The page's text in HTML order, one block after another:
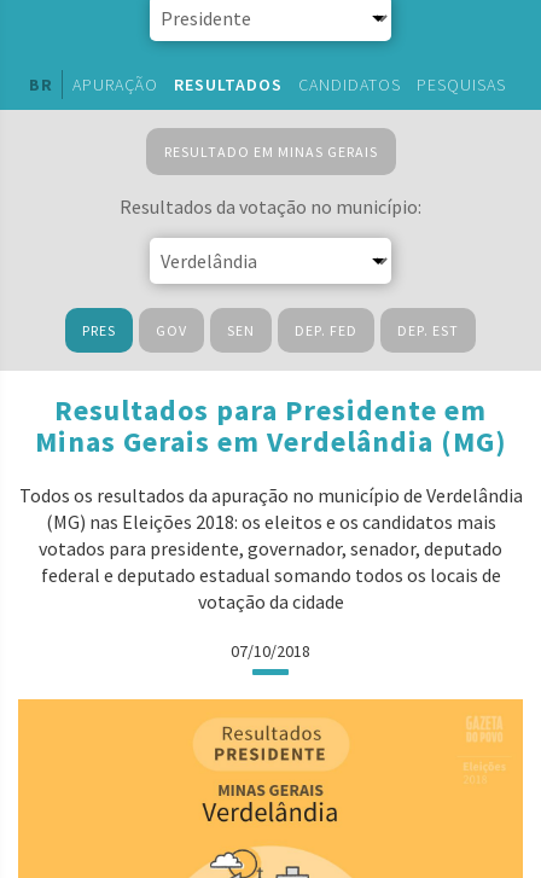
BR APURAÇÃO RESULTADOS CANDIDATOS PESQUISAS
RESULTADO EM MINAS GERAIS
Resultados da votação no município:
PRES GOV SEN DEP. FED DEP. EST
Resultados para Presidente em
Minas Gerais em Verdelândia (MG)
Todos os resultados da apuração no município de Verdelândia
(MG) nas Eleições 2018: os eleitos e os candidatos mais
votados para presidente, governador, senador, deputado
federal e deputado estadual somando todos os locais de
votação da cidade
07/10/2018